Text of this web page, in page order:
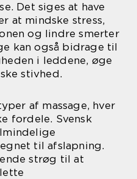
Det siges at have
at mindske stress,
og lindre smerter
kan også bidrage til
i leddene, øge
stivhed.
af massage, hver
fordele. Svensk
til afslapning.
strøg til at